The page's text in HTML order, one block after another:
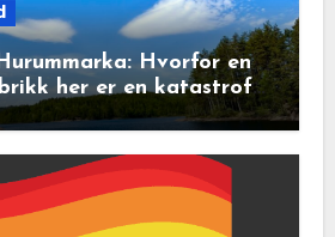
Hvorfor en
her er en katastrofe